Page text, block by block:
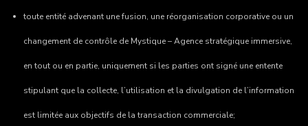
toute entité advenant une fusion, une réorganisation corporative ou un
changement de contrôle de Mystique – Agence stratégique immersive,
en tout ou en partie, uniquement si les parties ont signé une entente
stipulant que la collecte, l’utilisation et la divulgation de l’information
est limitée aux objectifs de la transaction commerciale;